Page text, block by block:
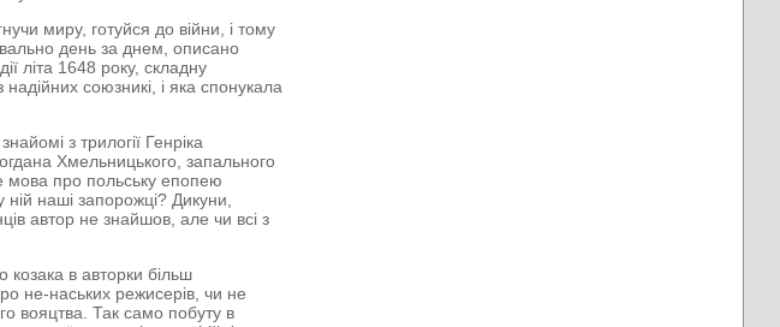
миру, готуйся до війни, і тому
день за днем, описано
літа 1648 року, складну
союзникі, і яка спонукала
з трилогії Генріка
Хмельницького, запального
мова про польську епопею
наші запорожці? Дикуни,
автор не знайшов, але чи всі з
в авторки більш
не-наських режисерів, чи не
вояцтва. Так само побуту в